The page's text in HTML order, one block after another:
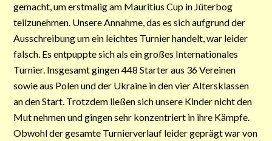
gemacht, um erstmalig am Mauritius Cup in Jüterbog
teilzunehmen. Unsere Annahme, das es sich aufgrund der
Ausschreibung um ein leichtes Turnier handelt, war leider
falsch. Es entpuppte sich als ein großes Internationales
Turnier. Insgesamt gingen 448 Starter aus 36 Vereinen
sowie aus Polen und der Ukraine in den vier Altersklassen
an den Start. Trotzdem ließen sich unsere Kinder nicht den
Mut nehmen und gingen sehr konzentriert in ihre Kämpfe.
Obwohl der gesamte Turnierverlauf leider geprägt war von